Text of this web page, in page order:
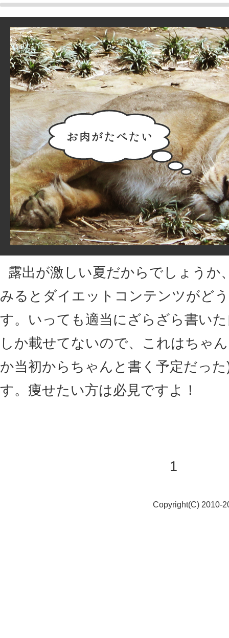
露出が激しい夏だからでしょうか
みるとダイエットコンテンツがど
す。いっても適当にざらざら書い
しか載せてないので、これはちゃ
か当初からちゃんと書く予定だっ
す。痩せたい方は必見ですよ！
1
Copyright(C) 2010-